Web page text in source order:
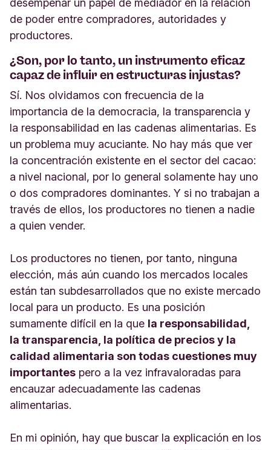
desempeñar un papel de mediador en la relación
de poder entre compradores, autoridades y
productores.
¿Son, por lo tanto, un instrumento eficaz
capaz de influir en estructuras injustas?
Sí. Nos olvidamos con frecuencia de la
importancia de la democracia, la transparencia y
la responsabilidad en las cadenas alimentarias. Es
un problema muy acuciante. No hay más que ver
la concentración existente en el sector del cacao:
a nivel nacional, por lo general solamente hay uno
o dos compradores dominantes. Y si no trabajan a
través de ellos, los productores no tienen a nadie
a quien vender.
Los productores no tienen, por tanto, ninguna
elección, más aún cuando los mercados locales
están tan subdesarrollados que no existe mercado
local para un producto. Es una posición
sumamente difícil en la que la responsabilidad,
la transparencia, la política de precios y la
calidad alimentaria son todas cuestiones muy
importantes pero a la vez infravaloradas para
encauzar adecuadamente las cadenas
alimentarias.
En mi opinión, hay que buscar la explicación en los